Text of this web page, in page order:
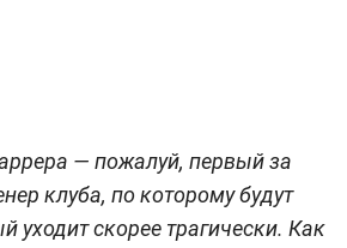
— пожалуй, первый за
клуба, по которому будут
уходит скорее трагически. Как